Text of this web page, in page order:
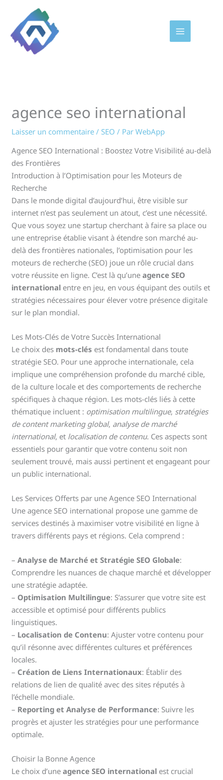
contenu
agence seo international
Laisser un commentaire / SEO / ParWebApp
Agence SEO International : Boostez Votre Visibilité au-delà
des Frontières
Introduction à l’Optimisation pour les Moteurs de
Recherche
Dans le monde digital d’aujourd’hui, être visible sur
internet n’est pas seulement un atout, c’est une nécessité.
Que vous soyez une startup cherchant à faire sa place ou
une entreprise établie visant à étendre son marché au-
delà des frontières nationales, l’optimisation pour les
moteurs de recherche (SEO) joue un rôle crucial dans
votre réussite en ligne. C’est là qu’uneagence SEO
international entre en jeu, en vous équipant des outils et
stratégies nécessaires pour élever votre présence digitale
sur le plan mondial.
Les Mots-Clés de Votre Succès International
Le choix des mots-clés est fondamental dans toute
stratégie SEO. Pour une approche internationale, cela
implique une compréhension profonde du marché cible,
de la culture locale et des comportements de recherche
spécifiques à chaque région. Les mots-clés liés à cette
thématique incluent : optimisation multilingue, stratégies
de content marketing global, analyse de marché
international, et localisation de contenu. Ces aspects sont
essentiels pour garantir que votre contenu soit non
seulement trouvé, mais aussi pertinent et engageant pour
un public international.
Les Services Offerts par une Agence SEO International
Une agence SEO international propose une gamme de
services destinés à maximiser votre visibilité en ligne à
travers différents pays et régions. Cela comprend :
–Analyse de Marché et Stratégie SEO Globale:
Comprendre les nuances de chaque marché et développer
une stratégie adaptée.
– Optimisation Multilingue: S’assurer que votre site est
accessible et optimisé pour différents publics
linguistiques.
– Localisation de Contenu: Ajuster votre contenu pour
qu’il résonne avec différentes cultures et préférences
locales.
– Création de Liens Internationaux: Établir des
relations de lien de qualité avec des sites réputés à
l’échelle mondiale.
– Reporting et Analyse de Performance: Suivre les
progrès et ajuster les stratégies pour une performance
optimale.
Choisir la Bonne Agence
Le choix d’uneagence SEO international est crucial